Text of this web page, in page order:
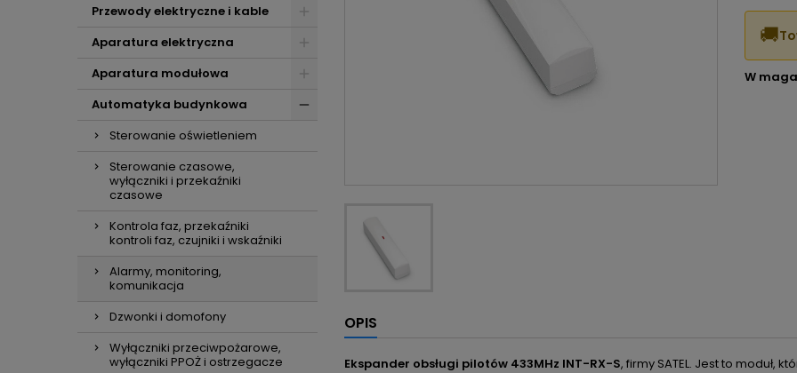
Przewody elektryczne i kable
Aparatura elektryczna
Aparatura modułowa
Automatyka budynkowa
Sterowanie oświetleniem
Sterowanie czasowe,
wyłączniki i przekaźniki
czasowe
Kontrola faz, przekaźniki
kontroli faz, czujniki i wskaźniki
Alarmy, monitoring,
komunikacja
Dzwonki i domofony
Wyłączniki przeciwpożarowe,
wyłączniki PPOŻ i ostrzegacze
🚚
W
OPIS
Ekspander obsługi pilotów 433MHz INT-RX-S, firmy SATEL. Jest to moduł,